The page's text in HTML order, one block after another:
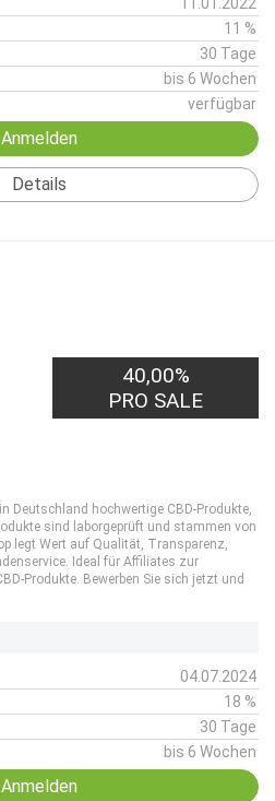
11 %
30 Tage
bis 6 Wochen
verfügbar
Anmelden
Details
40,00%
PRO SALE
Deutschland hochwertige CBD-Produkte,
sind laborgeprüft und stammen von
legt Wert auf Qualität, Transparenz,
Ideal für Affiliates zur
Produkte. Bewerben Sie sich jetzt und
04.07.2024
18 %
30 Tage
bis 6 Wochen
Anmelden